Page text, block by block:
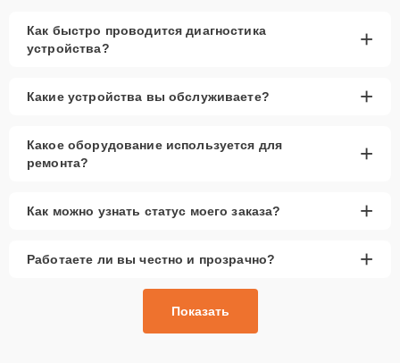
Как быстро проводится диагностика
устройства?
+
Какие устройства вы обслуживаете? +
Какое оборудование используется для
ремонта?
+
Как можно узнать статус моего заказа? +
Работаете ли вы честно и прозрачно? +
Показать